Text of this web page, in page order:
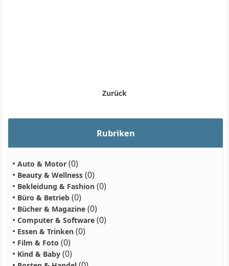
Zurück
Rubriken
• Auto & Motor(0)
• Beauty & Wellness(0)
• Bekleidung & Fashion(0)
• Büro & Betrieb(0)
• Bücher & Magazine(0)
• Computer & Software(0)
• Essen & Trinken(0)
• Film & Foto (0)
• Kind & Baby(0)